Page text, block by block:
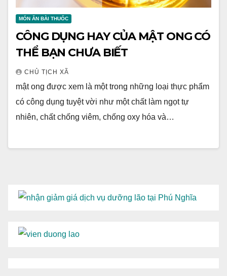
MÓN ĂN BÀI THUỐC
CÔNG DỤNG HAY CỦA MẬT ONG CÓ
THỂ BẠN CHƯA BIẾT
CHỦ TỊCH XÃ
mật ong được xem là một trong những loại thực phẩm
có công dụng tuyệt vời như một chất làm ngọt tự
nhiên, chất chống viêm, chống oxy hóa và…